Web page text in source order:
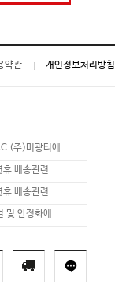
약관 개인정보처리방침
(주)미광티에...
휴 배송관련...
휴 배송관련...
및 안정화에...